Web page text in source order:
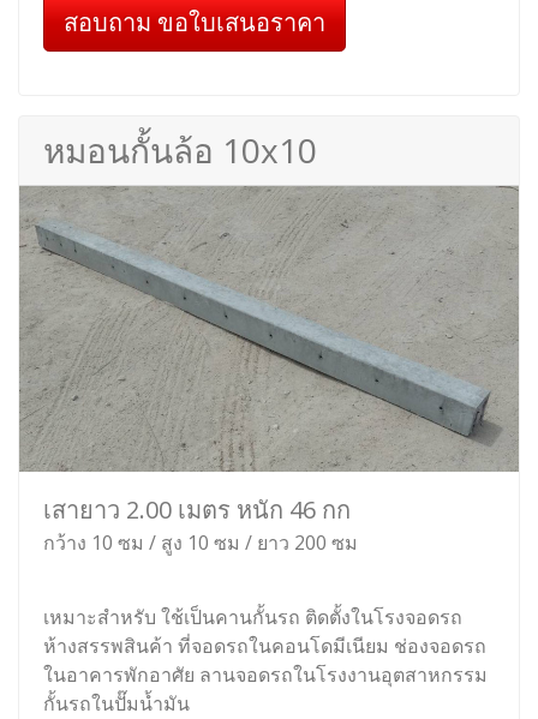
สอบถาม ขอใบเสนอราคา
หมอนกั้นล้อ 10x10
เสายาว 2.00 เมตร หนัก 46 กก
กว้าง 10 ซม / สูง 10 ซม / ยาว 200 ซม
เหมาะสำหรับ ใช้เป็นคานกั้นรถ ติดตั้งในโรงจอดรถ
ห้างสรรพสินค้า ที่จอดรถในคอนโดมีเนียม ช่องจอดรถ
ในอาคารพักอาศัย ลานจอดรถในโรงงานอุตสาหกรรม
กั้นรถในปั๊มน้ำมัน